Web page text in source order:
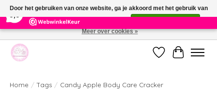
391 Reviews ×
Welkom bij de nieuwe webshop van Parfumerie Marie Rose
Verlanglijst
Home / Tags / Candy Apple Body Care Cracker
Door het gebruiken van onze website, ga je akkoord met het gebruik van
cookies om onze website te verbeteren.
Meer over cookies »